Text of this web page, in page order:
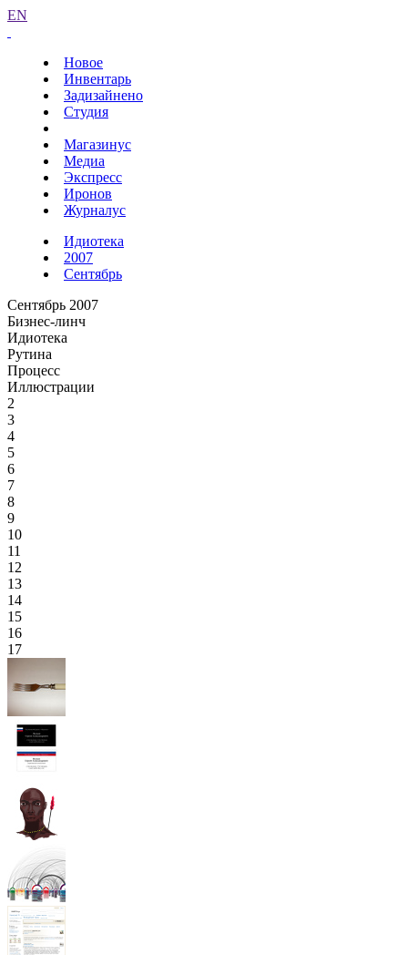
EN
Новое
Инвентарь
Задизайнено
Студия
Магазинус
Медиа
Экспресс
Иронов
Журналус
Идиотека
2007
Сентябрь
Сентябрь 2007
Бизнес-линч
Идиотека
Рутина
Процесс
Иллюстрации
2
3
4
5
6
7
8
9
10
11
12
13
14
15
16
17